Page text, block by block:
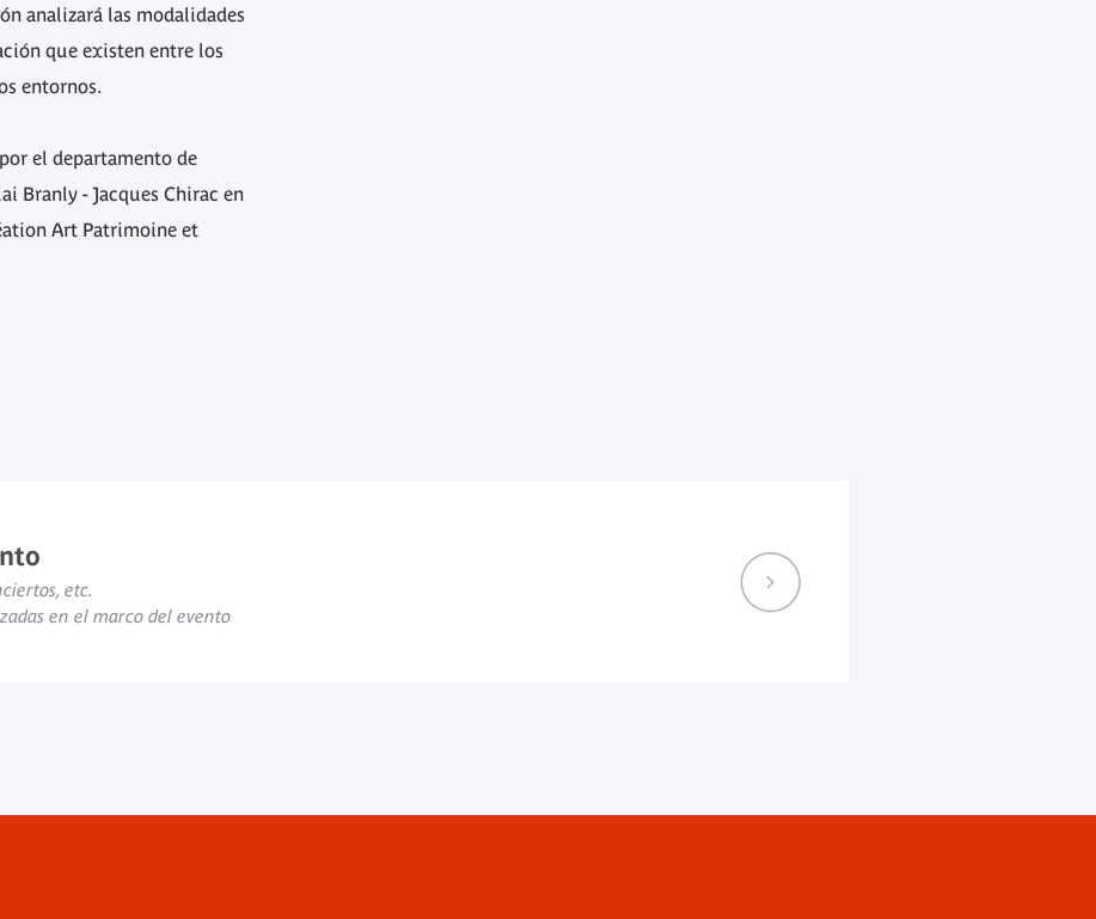
analizará las modalidades
que existen entre los
entornos.
el departamento de
Branly - Jacques Chirac en
Art Patrimoine et
etc.
en el marco del evento